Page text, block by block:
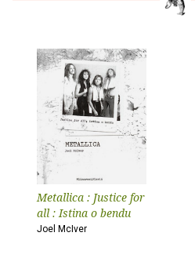
Metallica : Justice for
all : Istina o bendu
Joel McIver